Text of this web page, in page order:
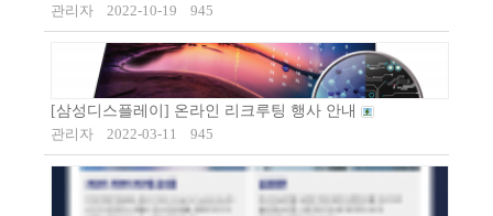
관리자
2022-10-19 945
[삼성디스플레이] 온라인 리크루팅 행사 안내
관리자
2022-03-11 945